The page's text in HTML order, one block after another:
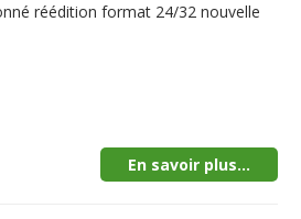
réédition format 24/32 nouvelle
En savoir plus...